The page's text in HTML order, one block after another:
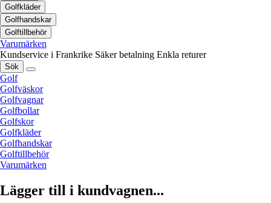
Golfkläder
Golfhandskar
Golftillbehör
Varumärken
Kundservice i Frankrike Säker betalning Enkla returer
Sök
Golf
Golfväskor
Golfvagnar
Golfbollar
Golfskor
Golfkläder
Golfhandskar
Golftillbehör
Varumärken
Lägger till i kundvagnen...